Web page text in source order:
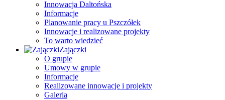
Innowacja Daltońska
Informacje
Planowanie pracy u Pszczółek
Innowacje i realizowane projekty
To warto wiedzieć
Zajączki
O grupie
Umowy w grupie
Informacje
Realizowane innowacje i projekty
Galeria